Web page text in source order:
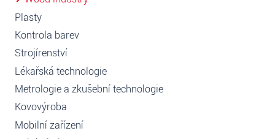
Plasty
Kontrola barev
Strojírenství
Lékařská technologie
Metrologie a zkušební technologie
Kovovýroba
Mobilní zařízení